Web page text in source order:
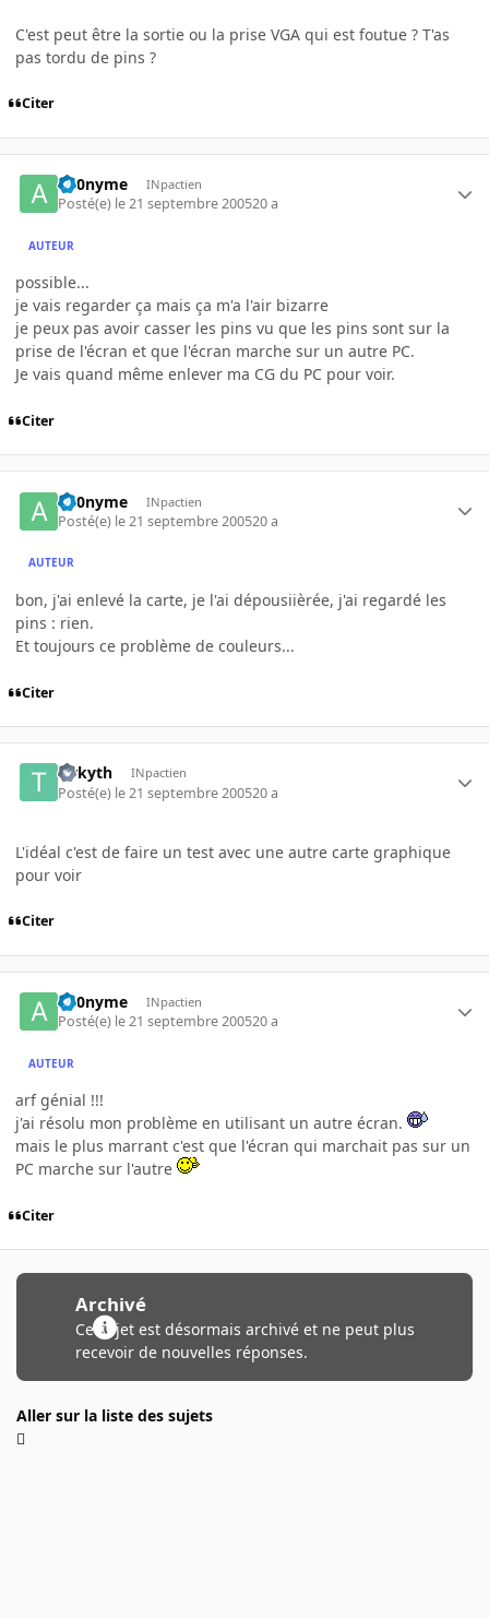
C'est peut être la sortie ou la prise VGA qui est foutue ? T'as
pas tordu de pins ?
Citer
an0nyme INpactien
Posté(e) le 21 septembre 200520 a
AUTEUR
possible...
je vais regarder ça mais ça m'a l'air bizarre
je peux pas avoir casser les pins vu que les pins sont sur la
prise de l'écran et que l'écran marche sur un autre PC.
Je vais quand même enlever ma CG du PC pour voir.
Citer
an0nyme INpactien
Posté(e) le 21 septembre 200520 a
AUTEUR
bon, j'ai enlevé la carte, je l'ai dépousiièrée, j'ai regardé les
pins : rien.
Et toujours ce problème de couleurs...
Citer
Tirkyth INpactien
Posté(e) le 21 septembre 200520 a
L'idéal c'est de faire un test avec une autre carte graphique
pour voir
Citer
an0nyme INpactien
Posté(e) le 21 septembre 200520 a
AUTEUR
arf génial !!!
j'ai résolu mon problème en utilisant un autre écran.
mais le plus marrant c'est que l'écran qui marchait pas sur un
PC marche sur l'autre
Citer
Archivé
Ce sujet est désormais archivé et ne peut plus
recevoir de nouvelles réponses.
Aller sur la liste des sujets